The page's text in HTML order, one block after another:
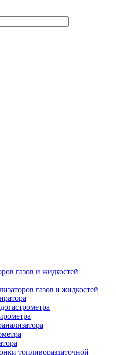
газов и жидкостей
газов и жидкостей
топливораздаточной